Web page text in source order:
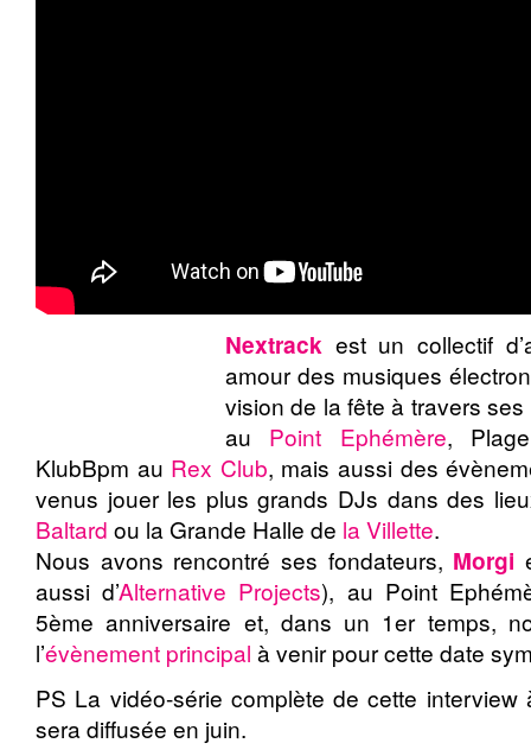
Nextrack est un collectif
amour des musiques
vision de la fête à travers
au Point Ephémère,
KlubBpm au Rex Club, mais aussi des
venus jouer les plus grands DJs dans des
Baltard ou la Grande Halle de la Villette.
Nous avons rencontré ses fondateurs, Morgi
aussi d’Alternative Projects), au Point
5ème anniversaire et, dans un 1er temps,
l’évènement principal à venir pour cette date
PS La vidéo-série complète de cette
sera diffusée en juin.